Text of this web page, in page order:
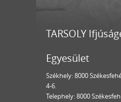
TARSOLY
Egyesület
Székhely: 8000
4-6.
Telephely: 8000